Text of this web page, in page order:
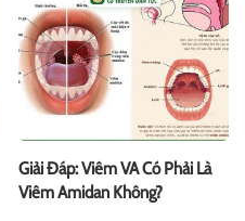
Giải Đáp: Viêm VA Có Phải Là
Viêm Amidan Không?